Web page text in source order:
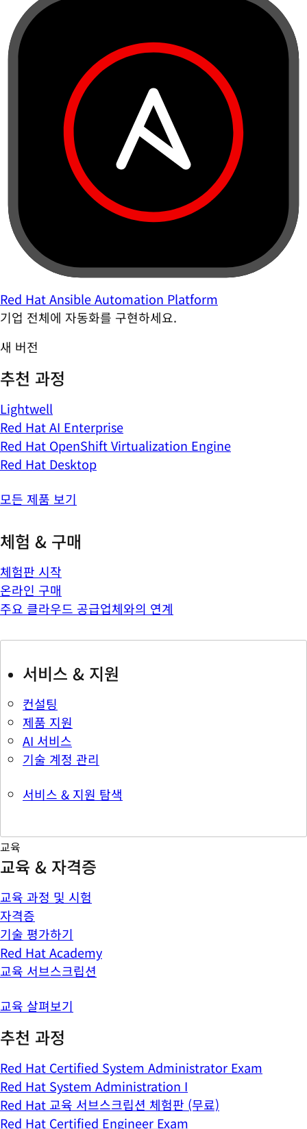
Red Hat Ansible Automation Platform
기업 전체에 자동화를 구현하세요.
새 버전
추천 과정
Lightwell
Red Hat AI Enterprise
Red Hat OpenShift Virtualization Engine
Red Hat Desktop
모든 제품 보기
체험 & 구매
체험판 시작
온라인 구매
주요 클라우드 공급업체와의 연계
서비스 & 지원
컨설팅
제품 지원
AI 서비스
기술 계정 관리
서비스 & 지원 탐색
교육
교육 & 자격증
교육 과정 및 시험
자격증
기술 평가하기
Red Hat Academy
교육 서브스크립션
교육 살펴보기
추천 과정
Red Hat Certified System Administrator Exam
Red Hat System Administration I
Red Hat 교육 서브스크립션 체험판 (무료)
Red Hat Certified Engineer Exam